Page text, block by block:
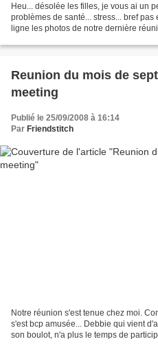
Heu... désolée les filles, je vous ai un
problèmes de santé... stress... bref
ligne les photos de notre dernière
Reunion du mois de
meeting
Publié le 25/09/2008 à 16:14
Par Friendstitch
Notre réunion s'est tenue chez moi.
s'est bcp amusée... Debbie qui vient
son boulot, n'a plus le temps de